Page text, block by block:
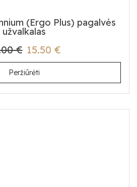
(Ergo Plus) pagalvės
užvalkalas
15.50 €
€
Peržiūrėti